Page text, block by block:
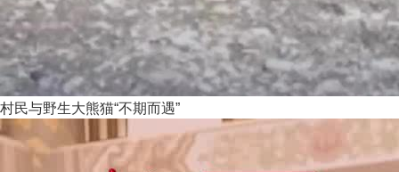
村民与野生大熊猫“不期而遇”